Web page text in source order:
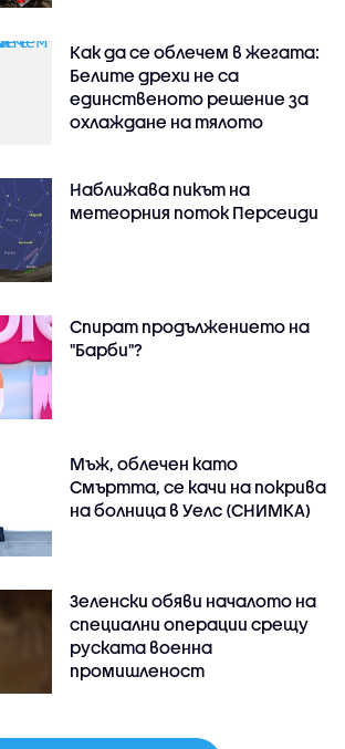
Как да се облечем в жегата:
Белите дрехи не са
единственото решение за
охлаждане на тялото
Наближава пикът на
метеорния поток Персеиди
Спират продължението на
"Барби"?
Мъж, облечен като
Смъртта, се качи на покрива
на болница в Уелс (СНИМКА)
Зеленски обяви началото на
специални операции срещу
руската военна
промишленост